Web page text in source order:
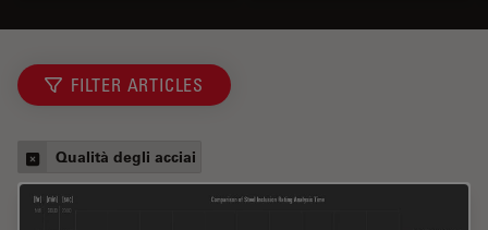
FILTER ARTICLES
Qualità degli acciai